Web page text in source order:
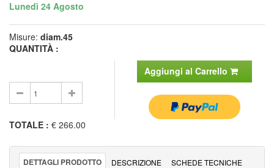
Lunedì 24 Agosto
Misure: diam.45
QUANTITÀ :
Aggiungi al Carrello
TOTALE : € 266.00
DETTAGLI PRODOTTO DESCRIZIONE SCHEDE TECNICHE